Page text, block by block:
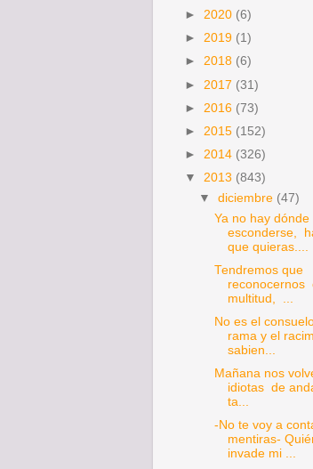
► 2020 (6)
► 2019 (1)
► 2018 (6)
► 2017 (31)
► 2016 (73)
► 2015 (152)
► 2014 (326)
▼ 2013 (843)
▼diciembre (47)
Ya no hay dónde
esconderse,
que quieras....
Tendremos que
reconocernos
multitud, ...
No es el
rama y el
sabien...
Mañana nos
idiotas de
ta...
-No te voy a
mentiras-
invade mi ...